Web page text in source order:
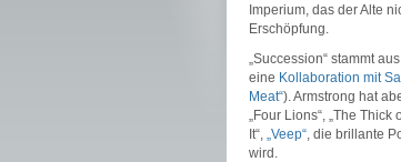
Imperium, das der Alte
Erschöpfung.
„Succession“ stammt
eine Kollaboration mit
Meat“). Armstrong hat
„Four Lions“, „The
It“, „Veep“, die brillante
wird.